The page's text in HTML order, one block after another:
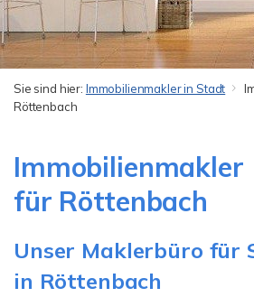
Sie sind hier: Immobilienmakler in Stadt
Röttenbach
Immobilienmakler
für Röttenbach
Unser Maklerbüro für
in Röttenbach